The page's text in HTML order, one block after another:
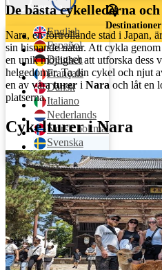
Svenska
English
Español
Deutsch
Français
Dansk
Italiano
Nederlands
Norsk bokmål
Svenska
Português
Destinationer
De bästa cykellederna
Nara, en förtrollande stad i Japan,
sin hisnande natur. Att cykla
en unik möjlighet att utforska dess
helgedomar. Ta din cykel och njut
en av våraturer i Nara och låt en
platserna.
Cykelturer i Nara